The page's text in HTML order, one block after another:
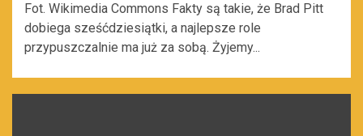
Fot. Wikimedia Commons Fakty są takie, że Brad Pitt
dobiega sześćdziesiątki, a najlepsze role
przypuszczalnie ma już za sobą. Żyjemy...